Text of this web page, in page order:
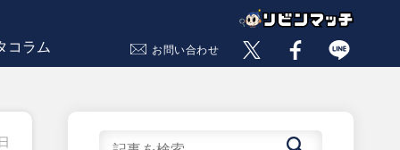
コラム お問い合わせ